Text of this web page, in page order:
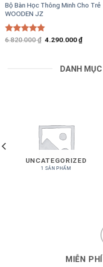
Bộ Bàn Học Thông Minh Cho Trẻ
WOODEN JZ
Được xếp
6.820.000₫ Giá
4.290.000₫Giá
hiện
DANH
UNCATEGORIZED
1 SẢN PHẨM
MIỄN